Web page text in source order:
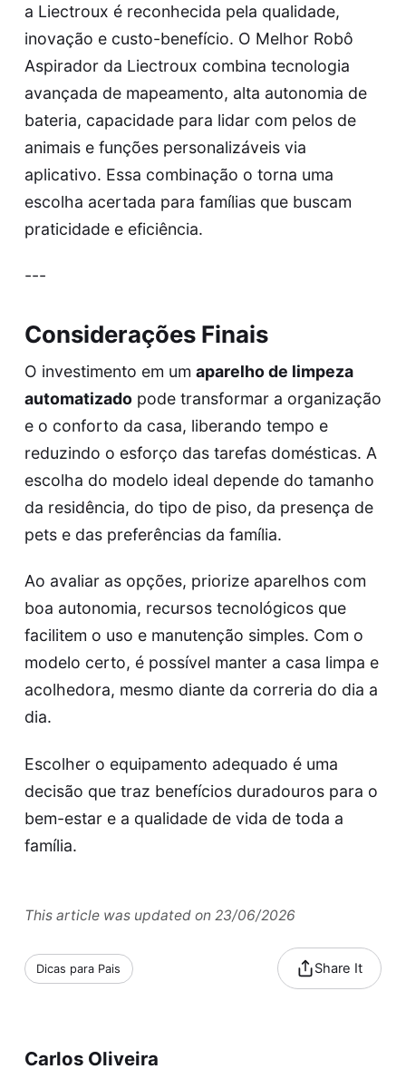
a Liectroux é reconhecida pela qualidade,
inovação e custo-benefício. O Melhor Robô
Aspirador da Liectroux combina tecnologia
avançada de mapeamento, alta autonomia de
bateria, capacidade para lidar com pelos de
animais e funções personalizáveis via
aplicativo. Essa combinação o torna uma
escolha acertada para famílias que buscam
praticidade e eficiência.
---
Considerações Finais
O investimento em um aparelho de limpeza
automatizadopode transformar a organização
e o conforto da casa, liberando tempo e
reduzindo o esforço das tarefas domésticas. A
escolha do modelo ideal depende do tamanho
da residência, do tipo de piso, da presença de
pets e das preferências da família.
Ao avaliar as opções, priorize aparelhos com
boa autonomia, recursos tecnológicos que
facilitem o uso e manutenção simples. Com o
modelo certo, é possível manter a casa limpa e
acolhedora, mesmo diante da correria do dia a
dia.
Escolher o equipamento adequado é uma
decisão que traz benefícios duradouros para o
bem-estar e a qualidade de vida de toda a
família.
This article was updated on 23/06/2026
Dicas para Pais Share It
Carlos Oliveira